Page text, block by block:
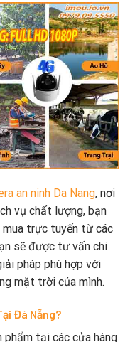
an ninh Da Nang, nơi
vụ chất lượng, bạn
mua trực tuyến từ các
sẽ được tư vấn chi
pháp phù hợp với
mặt trời của mình.
Đà Nẵng?
phẩm tại các cửa hàng